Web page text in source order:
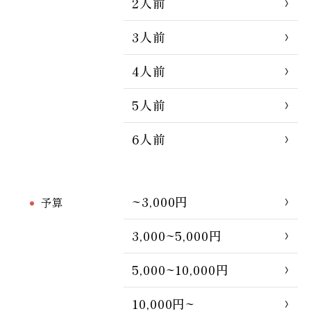
3人前
4人前
5人前
6人前
予算
~3,000円
3,000~5,000円
5,000~10,000円
10,000円~